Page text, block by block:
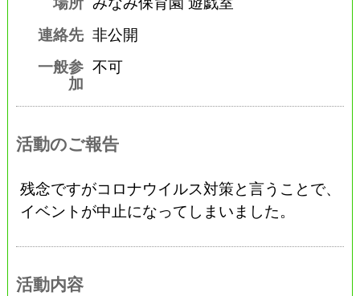
連絡先 非公開
一般参
加
不可
活動のご報告
残念ですがコロナウイルス対策と言うことで、
イベントが中止になってしまいました。
活動内容